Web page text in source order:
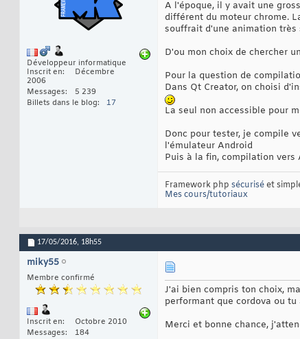
Développeur informatique
Inscrit en
Décembre
2006
Messages
5 239
Billets dans le blog
17
A l'époque, il y avait une
différent du moteur chrome.
souffrait d'une animation très
D'ou mon choix de chercher
Pour la question de
Dans Qt Creator, on choisi
La seul non accessible pour
Donc pour tester, je compile
l'émulateur Android
Puis à la fin, compilation
Framework php sécuriséet
Mes cours/tutoriaux
17/05/2016, 18h55
miky55
Membre confirmé
Inscrit en
Octobre 2010
Messages
184
J'ai bien compris ton choix,
performant que cordova ou
Merci et bonne chance,